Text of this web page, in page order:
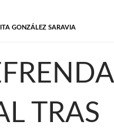
GONZÁLEZ SARAVIA
TRAS